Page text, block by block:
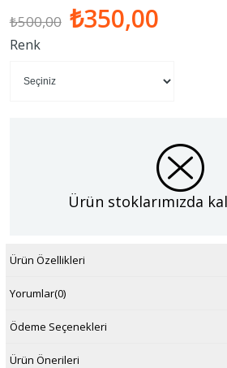
₺500,00 ₺350,00
Renk
Ürün stoklarımızda
Ürün Özellikleri
Yorumlar(0)
Ödeme Seçenekleri
Ürün Önerileri